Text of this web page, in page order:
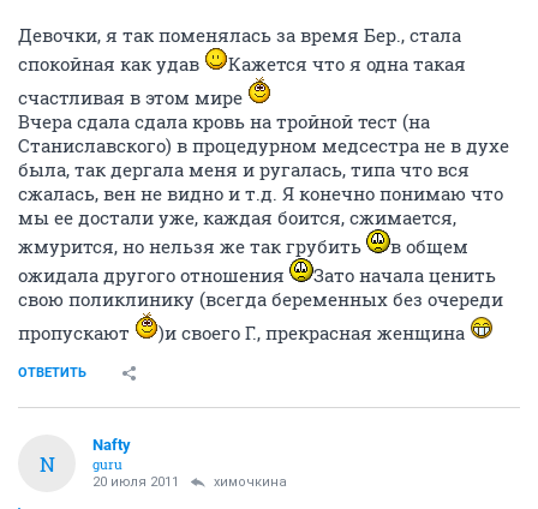
Девочки, я так поменялась за время Бер., стала
спокойная как удав
Кажется что я одна такая
счастливая в этом мире
Вчера сдала сдала кровь на тройной тест (на
Станиславского) в процедурном медсестра не в духе
была, так дергала меня и ругалась, типа что вся
сжалась, вен не видно и т.д. Я конечно понимаю что
мы ее достали уже, каждая боится, сжимается,
жмурится, но нельзя же так грубить
в общем
ожидала другого отношения
Зато начала ценить
свою поликлинику (всегда беременных без очереди
пропускают
)и своего Г., прекрасная женщина
ОТВЕТИТЬ
N
Nafty
guru
20 июля 2011 химочкина